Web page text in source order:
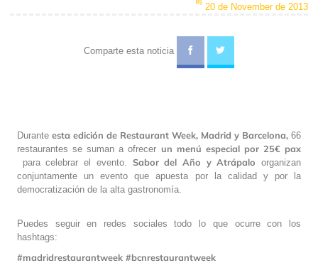
20 de November de 2013
Comparte esta noticia
Durante esta edición de Restaurant Week, Madrid y Barcelona, 66
restaurantes se suman a ofrecer un menú especial por 25€ pax
para celebrar el evento. Sabor del Año y Atrápalo organizan
conjuntamente un evento que apuesta por la calidad y por la
democratización de la alta gastronomía.
Puedes seguir en redes sociales todo lo que ocurre con los
hashtags:
#madridrestaurantweek #bcnrestaurantweek